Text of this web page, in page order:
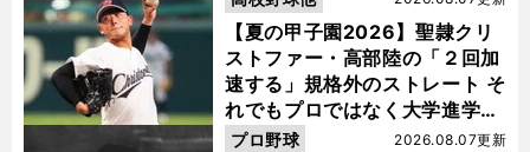
【夏の甲子園2026】聖隷クリ
ストファー・高部陸の「２回加
速する」規格外のストレート そ
れでもプロではなく大学進学を
選ぶ理由
2026.08.07更新
プロ野球